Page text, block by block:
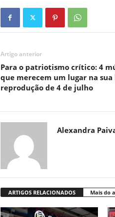
Artigo anterior
Para o patriotismo crítico: 4
que merecem um lugar na
reprodução de 4 de julho
Alexandra
ARTIGOS RELACIONADOS Mais do